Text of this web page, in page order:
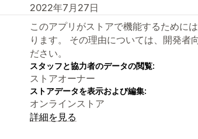
2022年7月27日
このアプリがストアで機能するために
ります。 その理由については、開発者
ださい。
スタッフと協力者のデータの閲覧:
ストアオーナー
ストアデータを表示および編集:
オンラインストア
詳細を見る